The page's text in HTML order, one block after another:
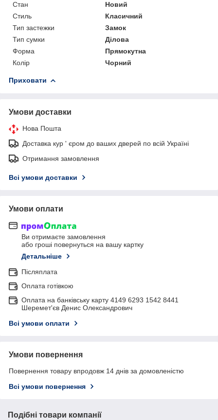
Стан
Новий
Стиль
Класичний
Тип застежки
Замок
Тип сумки
Ділова
Форма
Прямокутна
Колір
Чорний
Приховати
Умови доставки
Нова Пошта
Доставка кур ' єром до ваших дверей по всій Україні
Отримання замовлення
Всі умови доставки
Умови оплати
Ви отримаєте замовлення
або гроші повернуться на вашу картку
Детальніше
Післяплата
Оплата готівкою
Оплата на банківську карту 4149 6293 1542 8441
Шеремет'єв Денис Олександрович
Всі умови оплати
Умови повернення
Повернення товару впродовж 14 днів за домовленістю
Всі умови повернення
Подібні товари компанії